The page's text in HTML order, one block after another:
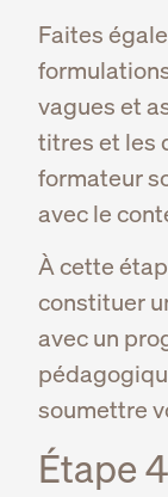
Faites
vagues et
titres et les
formateur
avec le
À cette
constituer
avec un
soumettre
Étape